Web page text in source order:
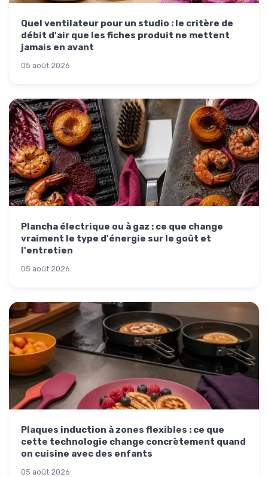
Quel ventilateur pour un studio : le critère de
débit d'air que les fiches produit ne mettent
jamais en avant
05 août 2026
Plancha électrique ou à gaz : ce que change
vraiment le type d'énergie sur le goût et
l'entretien
05 août 2026
Plaques induction à zones flexibles : ce que
cette technologie change concrètement quand
on cuisine avec des enfants
05 août 2026